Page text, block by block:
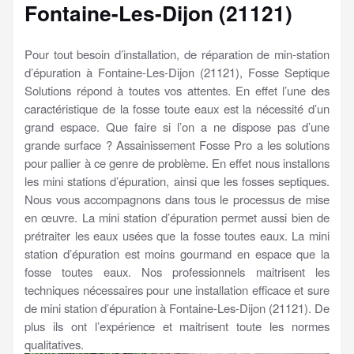
Fontaine-Les-Dijon (21121)
Pour tout besoin d’installation, de réparation de min-station
d’épuration à Fontaine-Les-Dijon (21121), Fosse Septique
Solutions répond à toutes vos attentes. En effet l’une des
caractéristique de la fosse toute eaux est la nécessité d’un
grand espace. Que faire si l’on a ne dispose pas d’une
grande surface ? Assainissement Fosse Pro a les solutions
pour pallier à ce genre de problème. En effet nous installons
les mini stations d’épuration, ainsi que les fosses septiques.
Nous vous accompagnons dans tous le processus de mise
en œuvre. La mini station d’épuration permet aussi bien de
prétraiter les eaux usées que la fosse toutes eaux. La mini
station d’épuration est moins gourmand en espace que la
fosse toutes eaux. Nos professionnels maitrisent les
techniques nécessaires pour une installation efficace et sure
de mini station d’épuration à Fontaine-Les-Dijon (21121). De
plus ils ont l’expérience et maitrisent toute les normes
qualitatives.